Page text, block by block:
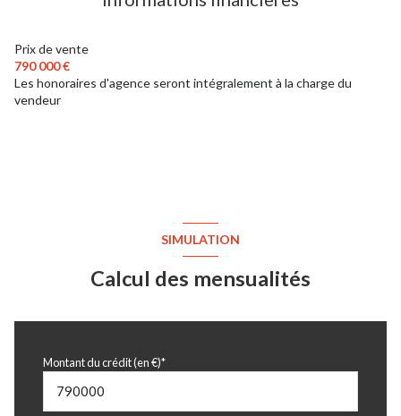
3 niveau(x)
Prix de vente
790 000 €
Les honoraires d'agence seront intégralement à la charge du
vendeur
SIMULATION
Calcul des mensualités
Montant du crédit (en €)*